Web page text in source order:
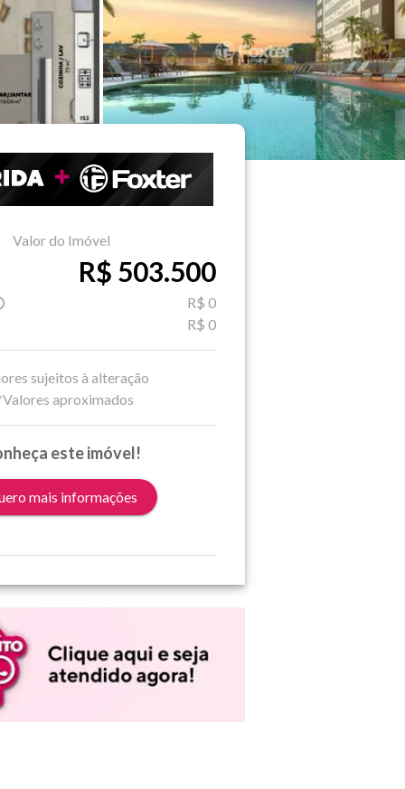
Valor do Imóvel
R$ 503.500
R$ 0
R$ 0
sujeitos à alteração
aproximados
este imóvel!
mais informações